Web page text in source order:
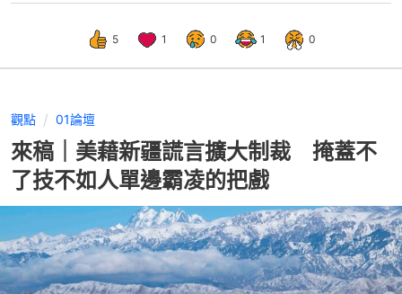
5 1 0 1 0
觀點 01論壇
來稿｜美藉新疆謊言擴大制裁 掩蓋不
了技不如人單邊霸凌的把戲